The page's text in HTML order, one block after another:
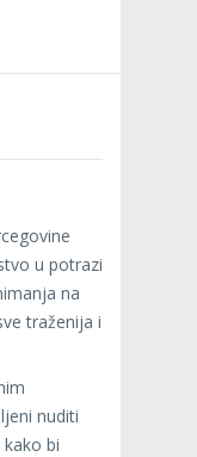
u potrazi
na
traženija i
nuditi
bi